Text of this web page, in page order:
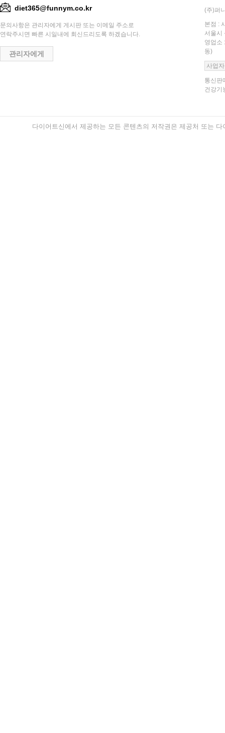
diet365@funnym.co.kr
문의사항은 관리자에게 게시판 또는 이메일 주소로
연락주시면 빠른 시일내에 회신드리도록 하겠습니다.
관리자에게
(주)퍼
본점 :
서울시
영업소
동)
사업
통신판
건강기
다이어트신에서 제공하는 모든 콘텐츠의 저작권은 제공처 또는